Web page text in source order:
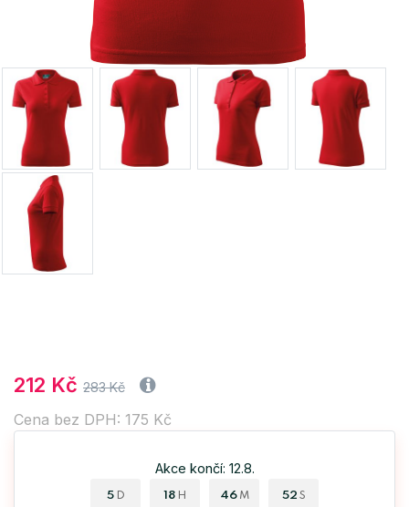
212 Kč 283 Kč
Cena bez DPH: 175 Kč
Akce končí: 12.8.
5 D 18 H 46 M 51 S